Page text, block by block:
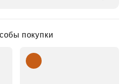
покупки